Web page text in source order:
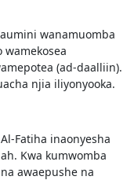
wanamuomba
(ad-daalliin).
njia iliyonyooka.
Fatiha inaonyesha
Kwa kumwomba
awaepushe na